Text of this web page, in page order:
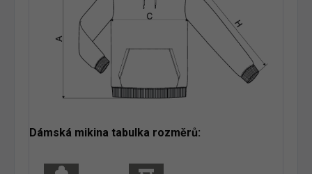
Dámská mikina tabulka rozměrů: